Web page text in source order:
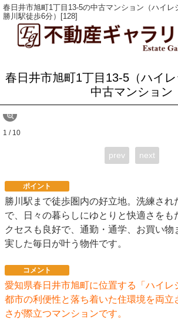
春日井市旭町1丁目13-5の中古マンション（ハイレ
勝川駅徒歩6分）[128]
春日井市旭町1丁目13-5（ハイレ
中古マンション
1 / 10
prev next
ポイント
勝川駅まで徒歩圏内の好立地。洗練され
で、日々の暮らしにゆとりと快適さをも
クセスも良好で、通勤・通学、お買い物
実した毎日が叶う物件です。
コメント
愛知県春日井市旭町に位置する「ハイレ
都市の利便性と落ち着いた住環境を両立
さが際立つマンションです。